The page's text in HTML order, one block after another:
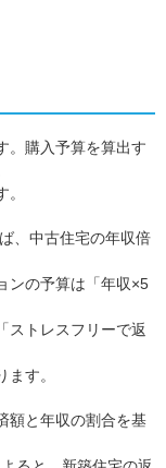
。購入予算を算出す
、中古住宅の年収倍
ンの予算は「年収×5
ストレスフリーで返
す。
額と年収の割合を基